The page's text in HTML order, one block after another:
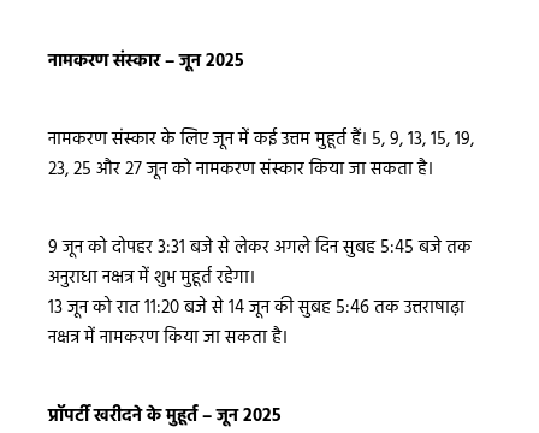
नामकरण संस्कार – जून 2025
नामकरण संस्कार के लिए जून में कई उत्तम मुहूर्त हैं। 5, 9, 13, 15, 19,
23, 25 और 27 जून को नामकरण संस्कार किया जा सकता है।
9 जून को दोपहर 3:31 बजे से लेकर अगले दिन सुबह 5:45 बजे तक
अनुराधा नक्षत्र में शुभ मुहूर्त रहेगा।
13 जून को रात 11:20 बजे से 14 जून की सुबह 5:46 तक उत्तराषाढ़ा
नक्षत्र में नामकरण किया जा सकता है।
प्रॉपर्टी खरीदने के मुहूर्त – जून 2025